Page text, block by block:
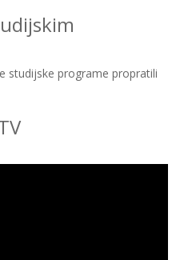
studijske programe propratili